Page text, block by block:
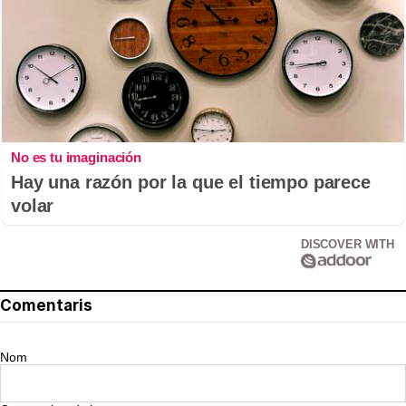
No es tu imaginación
Hay una razón por la que el tiempo parece
volar
DISCOVER WITH
Comentaris
Nom